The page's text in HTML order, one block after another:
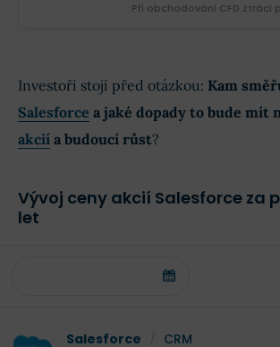
Při obchodování CFD ztrácí
Investoři stojí před otázkou: Kam
Salesforce a jaké dopady to bude mít
akcií a budoucí růst?
Vývoj ceny akcií Salesforce za
let
Salesforce CRM